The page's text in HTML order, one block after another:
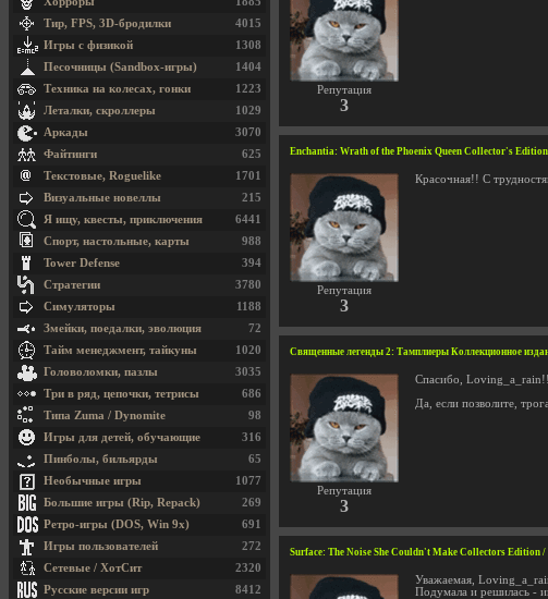
Репутация
3
Enchantia: Wrath of the Phoenix Queen Collector's
Репутация
3
Красочная!! С
Священные легенды 2: Тамплиеры Коллекционное
Репутация
3
Спасибо,
Да, если позволите,
Surface: The Noise She Couldn't Make Collectors
Уважаемая,
Подумала и решилась -
4015
Тир, FPS, 3D-бродилки
1308
Игры с физикой
1404
Песочницы (Sandbox-игры)
1223
Техника на колесах, гонки
1029
Леталки, скроллеры
3070
Аркады
625
Файтинги
1701
Текстовые, Roguelike
215
Визуальные новеллы
6441
Я ищу, квесты, приключения
988
Спорт, настольные, карты
394
Tower Defense
3780
Стратегии
1188
Симуляторы
72
Змейки, поедалки, эволюция
1020
Тайм менеджмент, тайкуны
3035
Головоломки, пазлы
686
Три в ряд, цепочки, тетрисы
98
Типа Zuma / Dynomite
316
Игры для детей, обучающие
65
Пинболы, бильярды
1077
Необычные игры
269
Большие игры (Rip, Repack)
691
Ретро-игры (DOS, Win 9x)
272
Игры пользователей
2320
Сетевые / ХотСит
8412
Русские версии игр